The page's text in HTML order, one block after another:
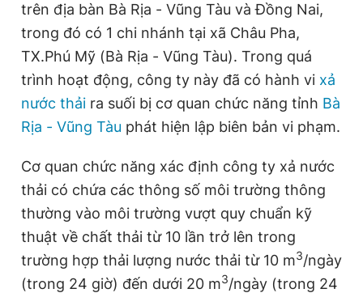
trên địa bàn Bà Rịa - Vũng Tàu và Đồng Nai,
trong đó có 1 chi nhánh tại xã Châu Pha,
TX.Phú Mỹ (Bà Rịa - Vũng Tàu). Trong quá
trình hoạt động, công ty này đã có hành vi xả
nước thải ra suối bị cơ quan chức năng tỉnh Bà
Rịa - Vũng Tàu phát hiện lập biên bản vi phạm.
Cơ quan chức năng xác định công ty xả nước
thải có chứa các thông số môi trường thông
thường vào môi trường vượt quy chuẩn kỹ
thuật về chất thải từ 10 lần trở lên trong
trường hợp thải lượng nước thải từ 10 m3/ngày
(trong 24 giờ) đến dưới 20 m3/ngày (trong 24